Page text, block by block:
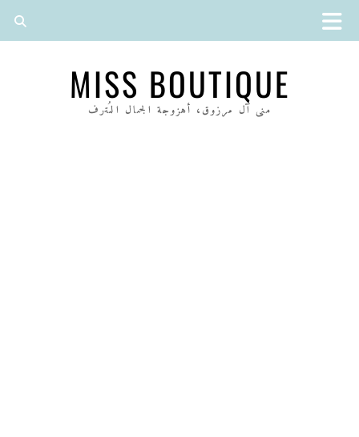
MISS BOUTIQUE
منى آل مرزوق، أهزوجة الجمال المُترف